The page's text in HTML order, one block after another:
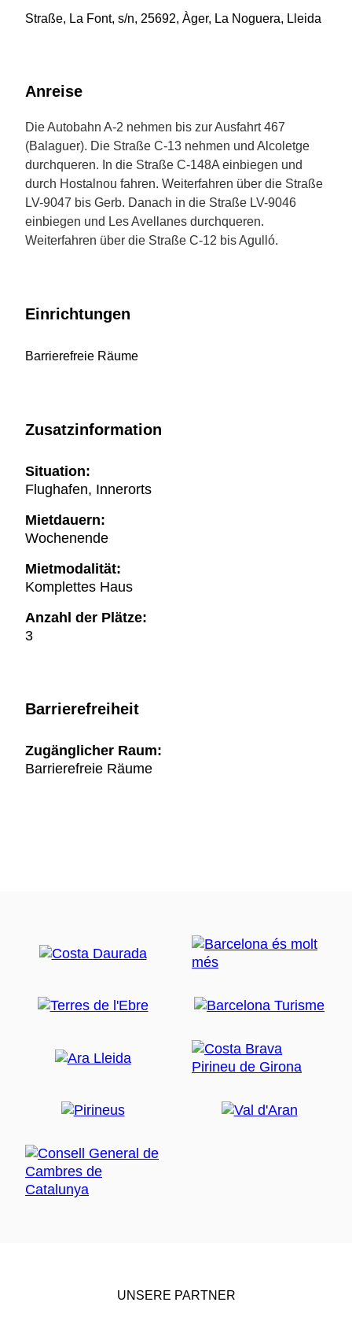
Straße, La Font, s/n, 25692, Àger, La Noguera, Lleida
Anreise
Die Autobahn A-2 nehmen bis zur Ausfahrt 467
(Balaguer). Die Straße C-13 nehmen und Alcoletge
durchqueren. In die Straße C-148A einbiegen und
durch Hostalnou fahren. Weiterfahren über die Straße
LV-9047 bis Gerb. Danach in die Straße LV-9046
einbiegen und Les Avellanes durchqueren.
Weiterfahren über die Straße C-12 bis Agulló.
Einrichtungen
Barrierefreie Räume
Zusatzinformation
Situation:
Flughafen, Innerorts
Mietdauern:
Wochenende
Mietmodalität:
Komplettes Haus
Anzahl der Plätze:
3
Barrierefreiheit
Zugänglicher Raum:
Barrierefreie Räume
UNSERE PARTNER